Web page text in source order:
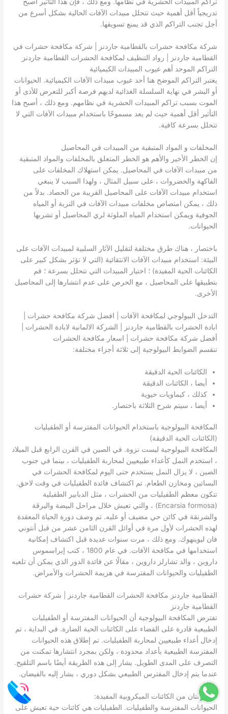
تراكم المبيدات الحشرية في نظامها. ومع ذلك ، فإن هذا التأثير أصبح
تدريجياً أقل أهمية حيث تتحلل مبيدات الآفات الحالية بشكل أسرع من
أجل تجنب التراكم الذي قد يمنع تسويقها.
شركة مكافحة حشرات بالقطامية جاردنز | شركة مكافحة حشرات في
القطامية جاردنز | رواد التنظيف لمكافحة الحشرات القطامية جاردنز
التراكم الموحد أهم عيوب المبيدات الكيميائية
يعتبر التراكم الموضح هنا أحد عيوب مبيدات الآفات الكيميائية. الحيوانات
أو البشر في نهاية السلسلة الغذائية لديهم فرصة أكبر للتعرض للأذى أو
الموت بسبب تراكم المبيدات الحشرية في نظامهم. ومع ذلك ، أصبح هذا
التأثير أقل أهمية حيث لم يعد مسموحًا باستخدام مبيدات الآفات التي لا
تتحلل بسرعة كافية.
المخلفات و المواد المتبقية من المبيدات في المحاصيل
إن الخطر الأخير والأهم هو الخطر المتعلق بالمخلفات والمواد المتبقية
من مبيدات الآفات في المحاصيل. يمكن استهلاك المخلفات على
الفاكهة والخضروات ، على سبيل المثال ، ولهذا السبب لا ينبغي
استخدام مبيدات الآفات على المحاصيل القريبة من الحصاد. بدلاً من
ذلك ، يمكن امتصاص مخلفات مبيدات الآفات في التربة أو المياه
الجوفية ويمكن استخدام المياه الملوثة لري المحاصيل أو تشربها
الحيوانات.
باختصار ، هناك طرق مختلفة لتقليل الآثار السلبية لمبيدات الآفات على
البيئة: استخدام مبيدات الآفات الانتقائية (التي لا تؤثر بشكل كبير على
الكائنات الحية المفيدة) ؛ اختيار المبيدات التي تتحلل بسرعة ؛ قم
بتطبيقها على المحاصيل ، مع الحرص على عدم انتشارها إلى المحاصيل
الأخرى.
التدخل البيولوجي لمكافحة الآفات | افضل شركة مكافحة حشرات |
ابادة الحشرات بالقطامية جاردنز | الشركة الالمانية لابادة الحشرات |
أفضل شركة مكافحة حشرات | اسعار مكافحة الحشرات
تنقسم الضوابط البيولوجية إلى ثلاثة أجزاء مختلفة:
الكائنات الحية الدقيقة
أيضا ، الكائنات الدقيقة
كذلك ، كيماويات حيوية
أيضا ، سيتم شرح الثلاثة باختصار.
المكافحة البيولوجية باستخدام الحيوانات المفترسة أو الطفيليات
(الكائنات الحية الدقيقة)
المكافحة البيولوجية ليست نزوة. في الصين في القرن الرابع قبل الميلاد
، استخدم النمل كأعداء طبيعيين لمحاربة الطفيليات ، بينما في جنوب
الصين ، لا يزال النمل يستخدم حتى اليوم لمكافحة الحشرات في
البساتين ومخازن الطعام. تم اكتشاف فائدة الطفيليات في وقت لاحق.
تتكون معظم الطفيليات من الحشرات ، مثل الدبابير الطفيلية
(Encarsia formosa) ، والتي تعيش خلال مراحل البيضة واليرقة
والشرنقة في كائن حي مضيف أو عليه. تم وصف دورة الحياة المعقدة
لهذه الحشرات لأول مرة في أوائل القرن الثامن عشر من قبل أنتوني
فان ليوينهوك. ومع ذلك ، مرت سنوات عديدة قبل اكتشاف إمكانية
استخدامها في مكافحة الآفات. في عام 1800 ، كتب إيراسموس
داروين ، والد تشارلز داروين ، مقالًا عن فائدة الدور الذي يمكن أن تلعبه
الطفيليات والحيوانات المفترسة في هزيمة الحشرات والأمراض.
القطامية جاردنز مكافحة الحشرات القطامية جاردنز | شركة حشرات
القطامية جاردنز
تفترض المكافحة البيولوجية أن الحيوانات المفترسة أو الطفيليات
الطبيعية قادرة على القضاء على الكائنات الحية الضارة. في البداية ، تم
إدخال أعداء طبيعيين لمحاربة الطفيليات. تم إطلاق هذه الحيوانات
المفترسة الطبيعية بأعداد محدودة ، ولكن بمجرد انتشارها تمكنت من
التصرف على المدى الطويل. يشار إلى هذه الطريقة أيضًا باسم التلقيح.
عندما يتم إدخال المفترس الطبيعي بشكل دوري ، يشار إليه بالفيضان.
مجموعتان من الكائنات الميكروبية المفيدة:
الحيوانات المفترسة والطفيليات. الطفيليات هي كائنات حية تعيش على